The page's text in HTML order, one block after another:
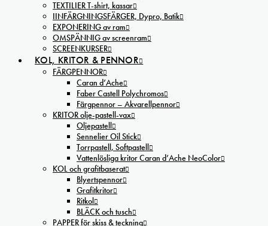
TEXTILIER T-shirt, kassar
IINFÄRGNINGSFÄRGER, Dypro, Batik
EXPONERING av ram
OMSPÄNNIG av screenram
SCREENKURSER
KOL, KRITOR & PENNOR
FÄRGPENNOR
Caran d’Ache
Faber Castell Polychromos
Färgpennor – Akvarellpennor
KRITOR olje-pastell-vax
Oljepastell
Sennelier Oil Stick
Torrpastell, Softpastell
Vattenlösliga kritor Caran d’Ache NeoColor
KOL och grafitbaserat
Blyertspennor
Grafitkritor
Ritkol
BLÄCK och tusch
PAPPER för skiss & teckning